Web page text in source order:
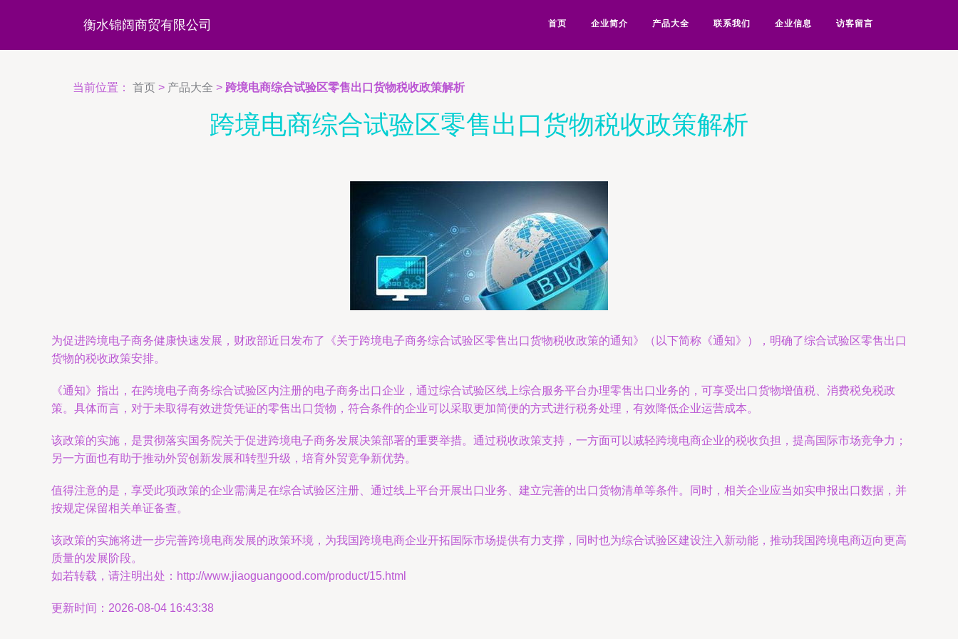
衡水锦阔商贸有限公司 首页 企业简介 产品大全 联系我们 企业信息 访客留言
当前位置： 首页 > 产品大全 > 跨境电商综合试验区零售出口货物税收政策解析
跨境电商综合试验区零售出口货物税收政策解析
为促进跨境电子商务健康快速发展，财政部近日发布了《关于跨境电子商务综合试验区零售出口货物税收政策的通知》（以下简称《通知》），明确了综合试验区零售出口
货物的税收政策安排。
《通知》指出，在跨境电子商务综合试验区内注册的电子商务出口企业，通过综合试验区线上综合服务平台办理零售出口业务的，可享受出口货物增值税、消费税免税政
策。具体而言，对于未取得有效进货凭证的零售出口货物，符合条件的企业可以采取更加简便的方式进行税务处理，有效降低企业运营成本。
该政策的实施，是贯彻落实国务院关于促进跨境电子商务发展决策部署的重要举措。通过税收政策支持，一方面可以减轻跨境电商企业的税收负担，提高国际市场竞争力；
另一方面也有助于推动外贸创新发展和转型升级，培育外贸竞争新优势。
值得注意的是，享受此项政策的企业需满足在综合试验区注册、通过线上平台开展出口业务、建立完善的出口货物清单等条件。同时，相关企业应当如实申报出口数据，并
按规定保留相关单证备查。
该政策的实施将进一步完善跨境电商发展的政策环境，为我国跨境电商企业开拓国际市场提供有力支撑，同时也为综合试验区建设注入新动能，推动我国跨境电商迈向更高
质量的发展阶段。
如若转载，请注明出处：http://www.jiaoguangood.com/product/15.html
更新时间：2026-08-04 16:43:38